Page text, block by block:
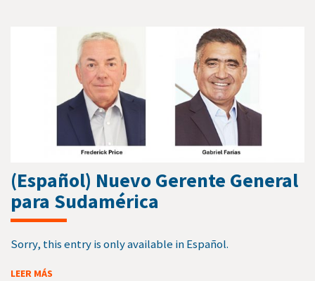
(Español) Nuevo Gerente General
para Sudamérica
Sorry, this entry is only available in Español.
LEER MÁS